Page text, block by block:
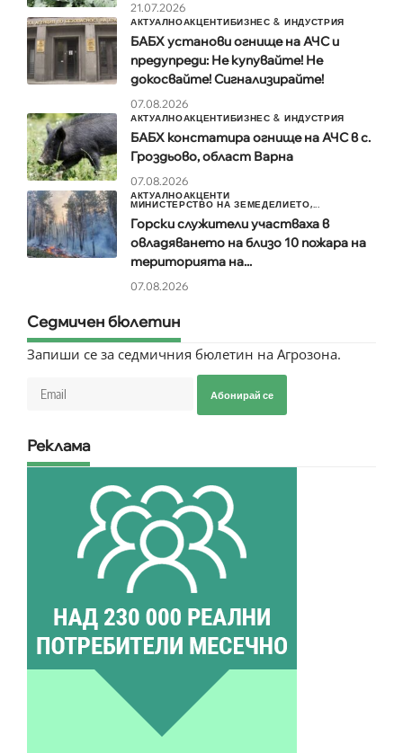
21.07.2026
АКТУАЛНОАКЦЕНТИБИЗНЕС & ИНДУСТРИЯ
БАБХ установи огнище на АЧС и
предупреди: Не купувайте! Не
докосвайте! Сигнализирайте!
07.08.2026
АКТУАЛНОАКЦЕНТИБИЗНЕС & ИНДУСТРИЯ
БАБХ констатира огнище на АЧС в с.
Гроздьово, област Варна
07.08.2026
АКТУАЛНОАКЦЕНТИ
МИНИСТЕРСТВО НА ЗЕМЕДЕЛИЕТО,...
Горски служители участваха в
овладяването на близо 10 пожара на
територията на...
07.08.2026
Седмичен бюлетин
Запиши се за седмичния бюлетин на Агрозона.
Абонирай се
Реклама